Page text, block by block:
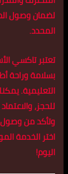
لضمان وصول
المحدد.
تعتبر تاكسي
بسلامة وراحة
للحجز،
وتأكد من
اختر الخدمة
اليوم!